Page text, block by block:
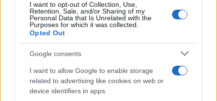
I want to opt-out of Collection, Use,
Retention, Sale, and/or Sharing of my
Personal Data that Is Unrelated with the
Purposes for which it was collected.
Opted Out
Google consents
I want to allow Google to enable storage
related to advertising like cookies on web or
device identifiers in apps.
Το θωρηκτό του Τραμπ θα κοστίζει 18
δις δολάρια το ένα!